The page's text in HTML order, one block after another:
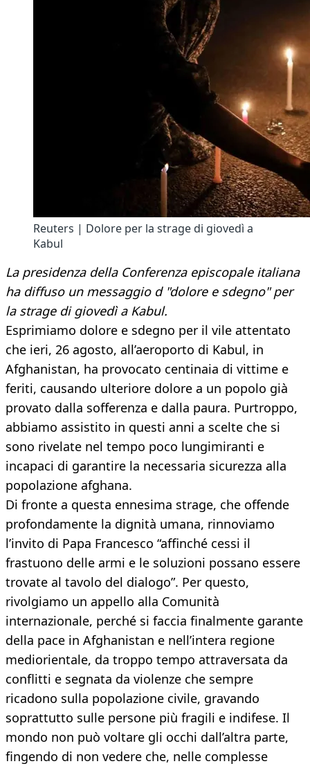
Reuters | Dolore per la strage di giovedì a
Kabul
La presidenza della Conferenza episcopale italiana
ha diffuso un messaggio d "dolore e sdegno" per
la strage di giovedì a Kabul.
Esprimiamo dolore e sdegno per il vile attentato
che ieri, 26 agosto, all’aeroporto di Kabul, in
Afghanistan, ha provocato centinaia di vittime e
feriti, causando ulteriore dolore a un popolo già
provato dalla sofferenza e dalla paura. Purtroppo,
abbiamo assistito in questi anni a scelte che si
sono rivelate nel tempo poco lungimiranti e
incapaci di garantire la necessaria sicurezza alla
popolazione afghana.
Di fronte a questa ennesima strage, che offende
profondamente la dignità umana, rinnoviamo
l’invito di Papa Francesco “affinché cessi il
frastuono delle armi e le soluzioni possano essere
trovate al tavolo del dialogo”. Per questo,
rivolgiamo un appello alla Comunità
internazionale, perché si faccia finalmente garante
della pace in Afghanistan e nell’intera regione
mediorientale, da troppo tempo attraversata da
conflitti e segnata da violenze che sempre
ricadono sulla popolazione civile, gravando
soprattutto sulle persone più fragili e indifese. Il
mondo non può voltare gli occhi dall’altra parte,
fingendo di non vedere che, nelle complesse